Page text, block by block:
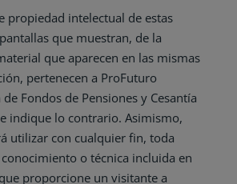
propiedad intelectual de estas
que muestran, de la
que aparecen en las mismas
pertenecen a ProFuturo
Fondos de Pensiones y Cesantía
indique lo contrario. Asimismo,
utilizar con cualquier fin, toda
o técnica incluida en
proporcione un visitante a